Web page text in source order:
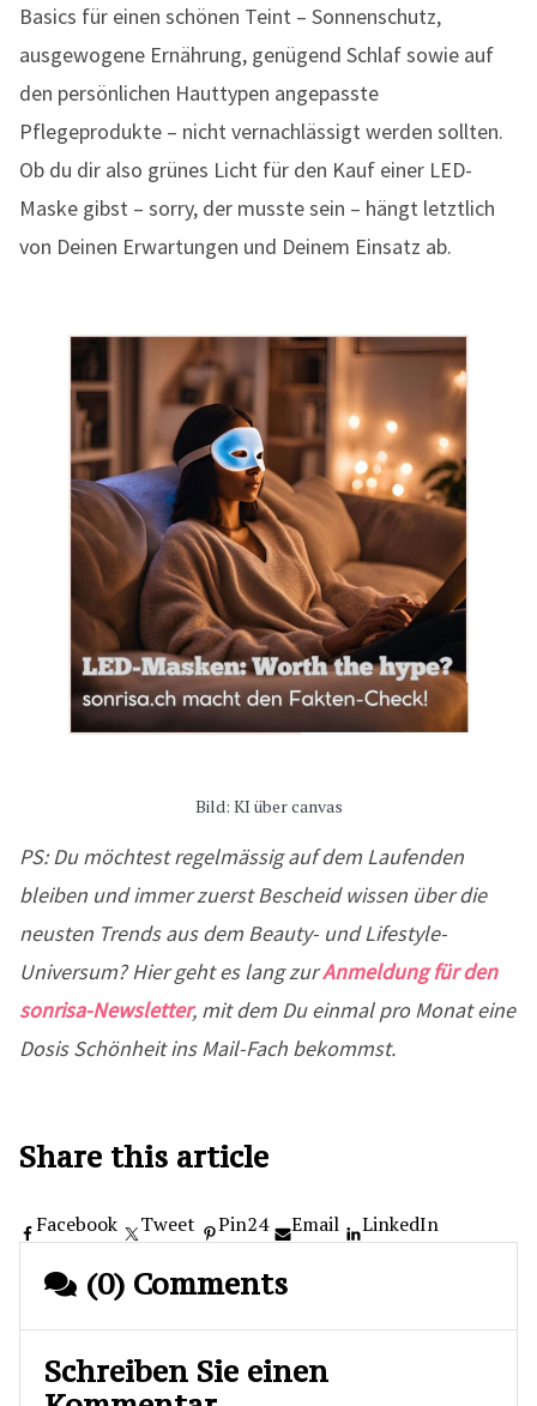
Basics für einen schönen Teint – Sonnenschutz,
ausgewogene Ernährung, genügend Schlaf sowie auf
den persönlichen Hauttypen angepasste
Pflegeprodukte – nicht vernachlässigt werden sollten.
Ob du dir also grünes Licht für den Kauf einer LED-
Maske gibst – sorry, der musste sein – hängt letztlich
von Deinen Erwartungen und Deinem Einsatz ab.
Bild: KI über canvas
PS: Du möchtest regelmässig auf dem Laufenden
bleiben und immer zuerst Bescheid wissen über die
neusten Trends aus dem Beauty- und Lifestyle-
Universum? Hier geht es lang zurAnmeldung für den
sonrisa-Newsletter, mit dem Du einmal pro Monat eine
Dosis Schönheit ins Mail-Fach bekommst.
Share this article
Facebook Tweet Pin24 Email LinkedIn
(0) Comments
Schreiben Sie einen